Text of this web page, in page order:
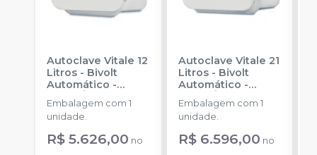
Autoclave Vitale 12
Litros - Bivolt
Automático -
CRISTÓFOLI
Embalagem com 1
unidade.
R$ 5.626,00 no
Autoclave Vitale 21
Litros - Bivolt
Automático -
CRISTÓFOLI
Embalagem com 1
unidade.
R$ 6.596,00 no